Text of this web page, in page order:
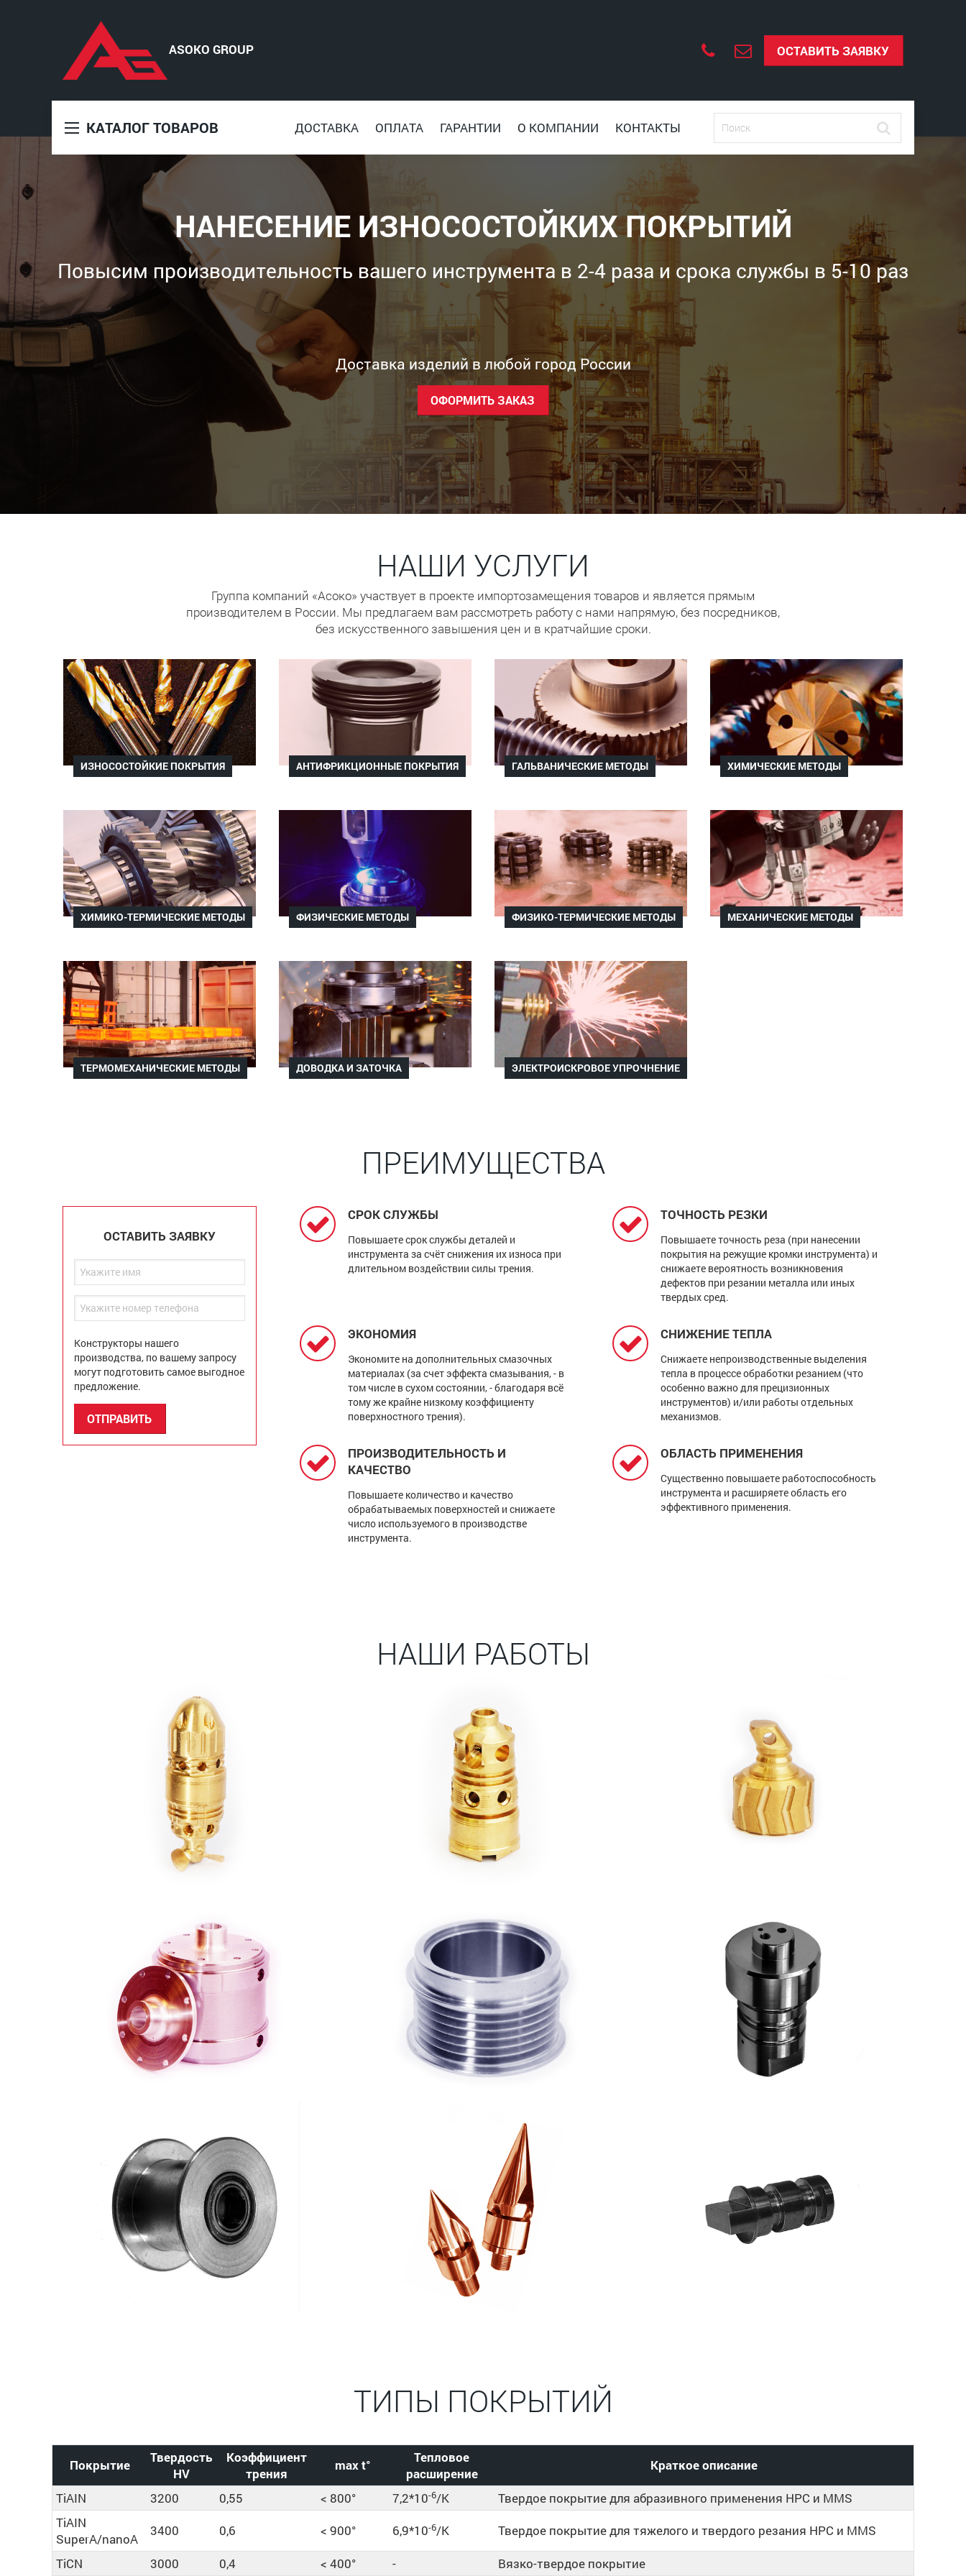
ОСТАВИТЬ ЗАЯВКУ
КАТАЛОГ ТОВАРОВ ДОСТАВКА ОПЛАТА ГАРАНТИИ О КОМПАНИИ КОНТАКТЫ
НАНЕСЕНИЕ ИЗНОСОСТОЙКИХ ПОКРЫТИЙ
Повысим производительность вашего инструмента в 2-4 раза и срока службы в 5-10 раз
Доставка изделий в любой город России
ОФОРМИТЬ ЗАКАЗ
НАШИ УСЛУГИ
Группа компаний «Асоко» участвует в проекте импортозамещения товаров и является прямым
производителем в России. Мы предлагаем вам рассмотреть работу с нами напрямую, без посредников,
без искусственного завышения цен и в кратчайшие сроки.
ИЗНОСОСТОЙКИЕ ПОКРЫТИЯ АНТИФРИКЦИОННЫЕ ПОКРЫТИЯ ГАЛЬВАНИЧЕСКИЕ МЕТОДЫ ХИМИЧЕСКИЕ МЕТОДЫ
ХИМИКО-ТЕРМИЧЕСКИЕ МЕТОДЫ ФИЗИЧЕСКИЕ МЕТОДЫ ФИЗИКО-ТЕРМИЧЕСКИЕ МЕТОДЫ МЕХАНИЧЕСКИЕ МЕТОДЫ
ТЕРМОМЕХАНИЧЕСКИЕ МЕТОДЫ ДОВОДКА И ЗАТОЧКА ЭЛЕКТРОИСКРОВОЕ УПРОЧНЕНИЕ
ПРЕИМУЩЕСТВА
ОСТАВИТЬ ЗАЯВКУ
Конструкторы нашего
производства, по вашему запросу
могут подготовить самое выгодное
предложение.
ОТПРАВИТЬ
СРОК СЛУЖБЫ
Повышаете срок службы деталей и
инструмента за счёт снижения их износа при
длительном воздействии силы трения.
ТОЧНОСТЬ РЕЗКИ
Повышаете точность реза (при нанесении
покрытия на режущие кромки инструмента) и
снижаете вероятность возникновения
дефектов при резании металла или иных
твердых сред.
ЭКОНОМИЯ
Экономите на дополнительных смазочных
материалах (за счет эффекта смазывания, - в
том числе в сухом состоянии, - благодаря всё
тому же крайне низкому коэффициенту
поверхностного трения).
СНИЖЕНИЕ ТЕПЛА
Снижаете непроизводственные выделения
тепла в процессе обработки резанием (что
особенно важно для прецизионных
инструментов) и/или работы отдельных
механизмов.
ПРОИЗВОДИТЕЛЬНОСТЬ И
КАЧЕСТВО
Повышаете количество и качество
обрабатываемых поверхностей и снижаете
число используемого в производстве
инструмента.
ОБЛАСТЬ ПРИМЕНЕНИЯ
Существенно повышаете работоспособность
инструмента и расширяете область его
эффективного применения.
НАШИ РАБОТЫ
ТИПЫ ПОКРЫТИЙ
Покрытие
Твердость
HV
Коэффициент
трения
max t°
Тепловое
расширение
Краткое описание
TiAIN
3200 0,55 < 800° 7,2*10-6/K
Твердое покрытие для абразивного применения HPC и MMS
TiAIN
SuperA/nanoA
3400 0,6 < 900° 6,9*10-6/K
Твердое покрытие для тяжелого и твердого резания HPC и MMS
TiCN
3000 0,4 < 400° - Вязко-твердое покрытие